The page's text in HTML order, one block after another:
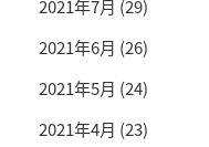
2021年7月 (29)
2021年6月 (26)
2021年5月 (24)
2021年4月 (23)